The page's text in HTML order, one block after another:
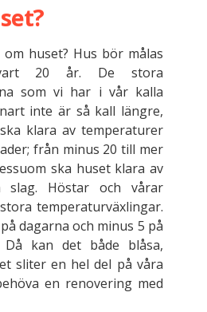
huset? Hus bör målas
20 år. De stora
som vi har i vår kalla
inte är så kall längre,
klara av temperaturer
från minus 20 till mer
ska huset klara av
slag. Höstar och vårar
temperaturväxlingar.
dagarna och minus 5 på
kan det både blåsa,
sliter en hel del på våra
en renovering med